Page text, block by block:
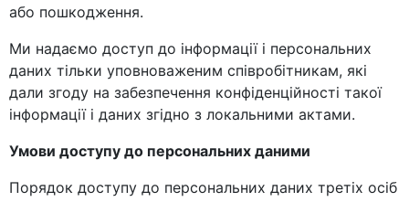
або пошкодження.
Ми надаємо доступ до інформації і персональних
даних тільки уповноваженим співробітникам, які
дали згоду на забезпечення конфіденційності такої
інформації і даних згідно з локальними актами.
Умови доступу до персональних даними
Порядок доступу до персональних даних третіх осіб